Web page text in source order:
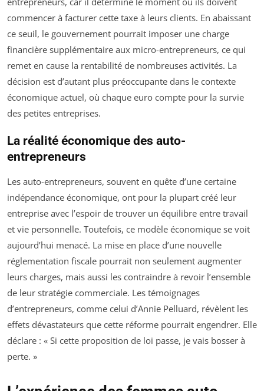
commencer à facturer cette taxe à leurs clients. En abaissant
ce seuil, le gouvernement pourrait imposer une charge
financière supplémentaire aux micro-entrepreneurs, ce qui
remet en cause la rentabilité de nombreuses activités. La
décision est d’autant plus préoccupante dans le contexte
économique actuel, où chaque euro compte pour la survie
des petites entreprises.
La réalité économique des auto-
entrepreneurs
Les auto-entrepreneurs, souvent en quête d’une certaine
indépendance économique, ont pour la plupart créé leur
entreprise avec l’espoir de trouver un équilibre entre travail
et vie personnelle. Toutefois, ce modèle économique se voit
aujourd’hui menacé. La mise en place d’une nouvelle
réglementation fiscale pourrait non seulement augmenter
leurs charges, mais aussi les contraindre à revoir l’ensemble
de leur stratégie commerciale. Les témoignages
d’entrepreneurs, comme celui d’Annie Pelluard, révèlent les
effets dévastateurs que cette réforme pourrait engendrer. Elle
déclare : « Si cette proposition de loi passe, je vais bosser à
perte. »